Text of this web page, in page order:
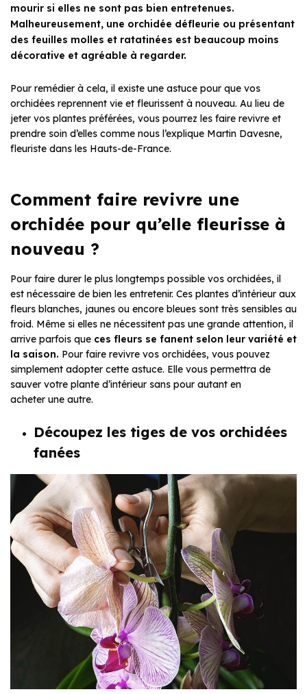
mourir si elles ne sont pas bien entretenues.
Malheureusement, une orchidée défleurie ou présentant
des feuilles molles et ratatinées est beaucoup moins
décorative et agréable à regarder.
Pour remédier à cela, il existe une astuce pour que vos
orchidées reprennent vie et fleurissent à nouveau. Au lieu de
jeter vos plantes préférées, vous pourrez les faire revivre et
prendre soin d’elles comme nous l’explique Martin Davesne,
fleuriste dans les Hauts-de-France.
Comment faire revivre une
orchidée pour qu’elle fleurisse à
nouveau ?
Pour faire durer le plus longtemps possible vos orchidées, il
est nécessaire de bien les entretenir. Ces plantes d’intérieur aux
fleurs blanches, jaunes ou encore bleues sont très sensibles au
froid. Même si elles ne nécessitent pas une grande attention, il
arrive parfois que ces fleurs se fanent selon leur variété et
la saison. Pour faire revivre vos orchidées, vous pouvez
simplement adopter cette astuce. Elle vous permettra de
sauver votre plante d’intérieur sans pour autant en
acheter une autre.
Découpez les tiges de vos orchidées
fanées